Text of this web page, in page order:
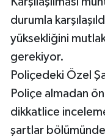
durumla
yüksekliğini
gerekiyor.
Poliçedeki Özel
Poliçe almadan
dikkatlice
şartlar